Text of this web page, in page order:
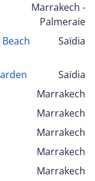
Marrakech -
Palmeraie
Saïdia
Saïdia
Marrakech
Marrakech
Marrakech
Marrakech
Marrakech